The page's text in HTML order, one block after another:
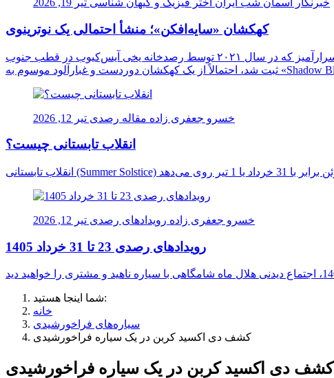
خبرنگار آسمان شب ایران اختر فیزیک و کیهان شناسی تیر 19, 2026
کهکشان «سایه‌افکن»؛ منشأ احتمالی یک نوترینوی
دانشمندان برای نخستین بار ممکن است منشأ یک نوترینوی فوق‌العاده پرانرژی را در اعماق کیهان شناسایی کرده باشند. این ذره اسرارآمیز که در سال ۲۰۲۱ توسط رصدخانه یخی آیس‌کیوب در قطب جنوب
خسرو جعفری زاده مقاله رصدی تیر 12, 2026
انقلاب تابستانی چیست؟
خسرو جعفری زاده رویدادهای رصدی تیر 12, 2026
رویدادهای رصدی 23 تا 31 خرداد 1405
شما اینجا هستید:
خانه
سیاره‌های فراخورشیدی
کشف دی اکسید کربن در یک سیاره فراخورشیدی
کشف دی اکسید کربن در یک سیاره فراخورشیدی